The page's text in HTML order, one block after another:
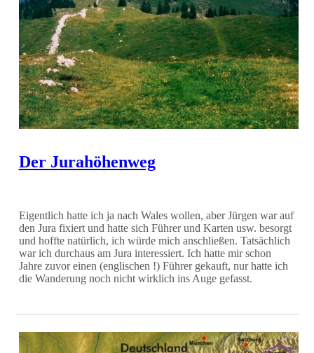
Der Jurahöhenweg
Eigentlich hatte ich ja nach Wales wollen, aber Jürgen war auf
den Jura fixiert und hatte sich Führer und Karten usw. besorgt
und hoffte natürlich, ich würde mich anschließen. Tatsächlich
war ich durchaus am Jura interessiert. Ich hatte mir schon
Jahre zuvor einen (englischen !) Führer gekauft, nur hatte ich
die Wanderung noch nicht wirklich ins Auge gefasst.